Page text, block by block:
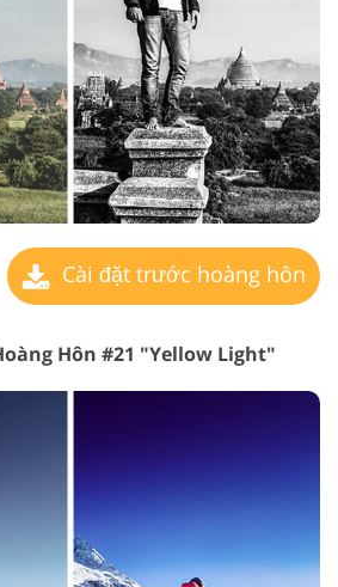
Cài đặt trước hoàng hôn
Hôn #21 "Yellow Light"